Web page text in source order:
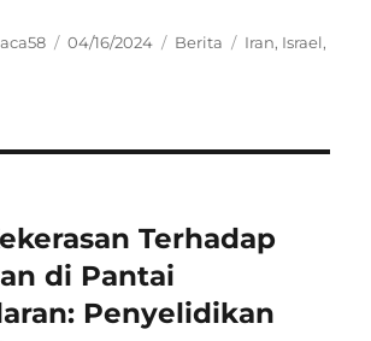
Posted
04/16/2024 Categories
Berita Tags
Iran, Israel,
Terhadap
di Pantai
Penyelidikan